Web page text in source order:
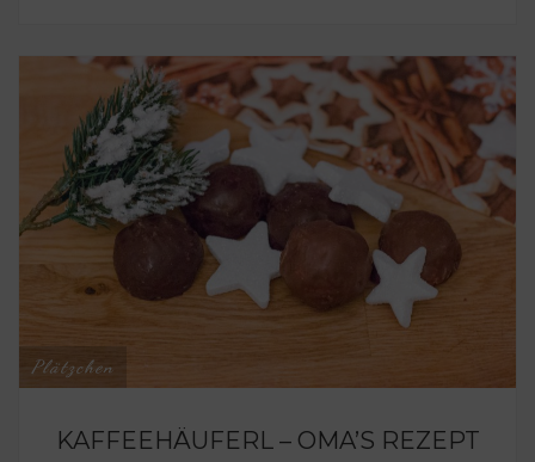
Plätzchen
KAFFEEHÄUFERL – OMA’S REZEPT